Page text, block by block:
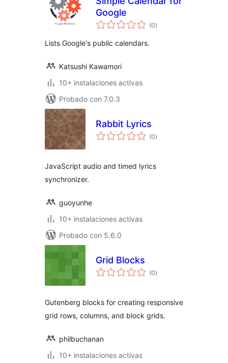
Google
(0valoraciones
en
)
Lists Google's public calendars.
Katsushi Kawamori
10+ instalaciones activas
Probado con 7.0.3
Rabbit Lyrics
(0valoraciones
en
)
JavaScript audio and timed lyrics
synchronizer.
guoyunhe
10+ instalaciones activas
Probado con 5.6.0
Grid Blocks
(0valoraciones
en
)
Gutenberg blocks for creating responsive
grid rows, columns, and block grids.
philbuchanan
10+ instalaciones activas